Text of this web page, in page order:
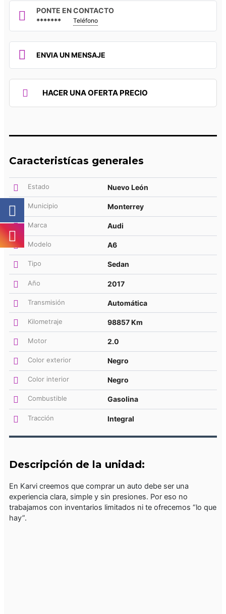
PONTE EN CONTACTO
******* Teléfono
ENVIA UN MENSAJE
HACER UNA OFERTA PRECIO
Caracteristícas generales
Estado Nuevo León
Municipio Monterrey
Marca Audi
Modelo A6
Tipo Sedan
Año 2017
Transmisión Automática
Kilometraje 98857 Km
Motor 2.0
Color exterior Negro
Color interior Negro
Combustible Gasolina
Tracción Integral
Descripción de la unidad:
En Karvi creemos que comprar un auto debe ser una
experiencia clara, simple y sin presiones. Por eso no
trabajamos con inventarios limitados ni te ofrecemos “lo que
hay”.